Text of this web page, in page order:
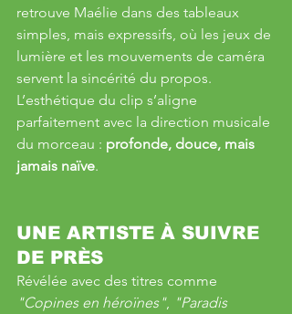
retrouve Maélie dans des tableaux
simples, mais expressifs, où les jeux de
lumière et les mouvements de caméra
servent la sincérité du propos.
L’esthétique du clip s’aligne
parfaitement avec la direction musicale
du morceau : profonde, douce, mais
jamais naïve.
UNE ARTISTE À SUIVRE
DE PRÈS
Révélée avec des titres comme
"Copines en héroïnes", "Paradis